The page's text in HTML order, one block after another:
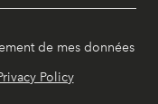
de mes données
Policy